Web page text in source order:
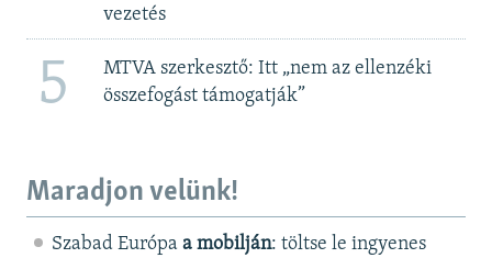
vezetés
5
MTVA szerkesztő: Itt „nem az ellenzéki
összefogást támogatják”
Maradjon velünk!
Szabad Európa a mobilján: töltse le ingyenes